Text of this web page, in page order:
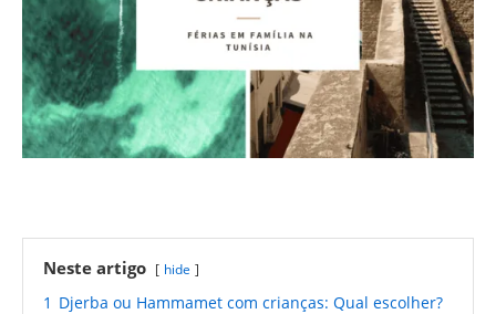
Neste artigo hide
1 Djerba ou Hammamet com crianças: Qual escolher?